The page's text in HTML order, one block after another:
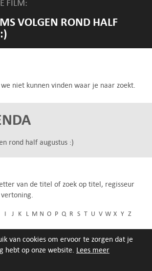
van cookies om ervoor te zorgen dat je
hebt op onze website. Lees meer
FILM:
VOLGEN ROND HALF
niet kunnen vinden waar je naar zoekt.
rond half augustus :)
van de titel of zoek op titel, regisseur
I J K L M N O P Q R S T U V W X Y Z